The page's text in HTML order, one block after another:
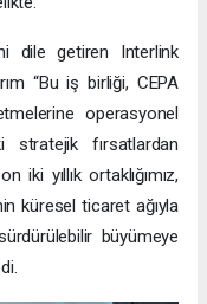
dile getiren Interlink
“Bu iş birliği, CEPA
operasyonel
stratejik fırsatlardan
iki yıllık ortaklığımız,
küresel ticaret ağıyla
büyümeye